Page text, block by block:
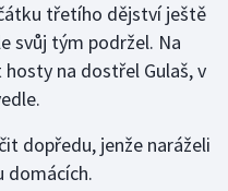
třetího dějství ještě
svůj tým podržel. Na
na dostřel Gulaš, v
dopředu, jenže naráželi
domácích.